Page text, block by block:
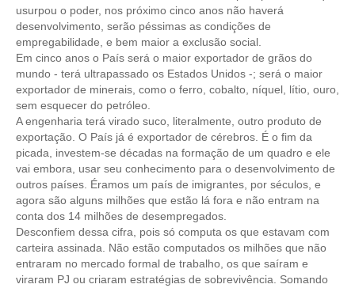
REVISÃO DE APOSENTADORIA
FGTS EXPURGOS
FGTS CORREÇÃO
LEGISLAÇÃO
LEI 4.950-A/1966 – PISO SALARIAL
LEI 5.194/1966 – REGULAMENTAÇÃO DA PROFISSÃO
LEI 6.496/1977 – ART
RES 1.002/2002 – CÓDIGO DE ÉTICA
HOMOLOGAÇÕES
usurpou o poder, nos próximo cinco anos não haverá
desenvolvimento, serão péssimas as condições de
empregabilidade, e bem maior a exclusão social.
Em cinco anos o País será o maior exportador de grãos do
mundo - terá ultrapassado os Estados Unidos -; será o maior
exportador de minerais, como o ferro, cobalto, níquel, lítio, ouro,
sem esquecer do petróleo.
A engenharia terá virado suco, literalmente, outro produto de
exportação. O País já é exportador de cérebros. É o fim da
picada, investem-se décadas na formação de um quadro e ele
vai embora, usar seu conhecimento para o desenvolvimento de
outros países. Éramos um país de imigrantes, por séculos, e
agora são alguns milhões que estão lá fora e não entram na
conta dos 14 milhões de desempregados.
Desconfiem dessa cifra, pois só computa os que estavam com
carteira assinada. Não estão computados os milhões que não
entraram no mercado formal de trabalho, os que saíram e
viraram PJ ou criaram estratégias de sobrevivência. Somando